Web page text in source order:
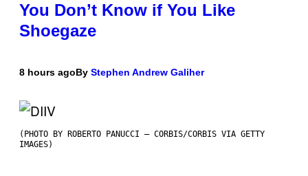
You Don’t Know if You Like
Shoegaze
8 hours agoBy Stephen Andrew Galiher
(PHOTO BY ROBERTO PANUCCI – CORBIS/CORBIS VIA GETTY
IMAGES)